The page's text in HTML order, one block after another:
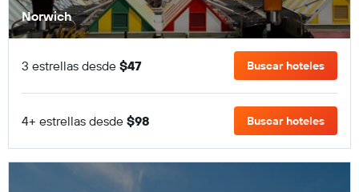
Norwich
3 estrellas desde $47 Buscar hoteles
4+ estrellas desde $98 Buscar hoteles